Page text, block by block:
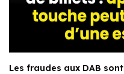
Les fraudes aux DAB